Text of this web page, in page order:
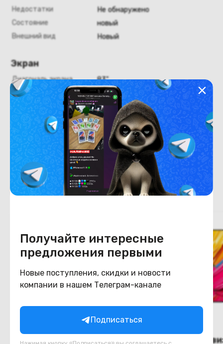
Получайте интересные
предложения первыми
Новые поступления, скидки и новости
компании в нашем Телеграм-канале
Подписаться
Недостатки
Не обнаружено
Состояние
новый
Внешний вид
Новый
Экран
Диагональ экрана 83"
Конструкция
Цвет черный
Похожие товары
(новый.) Телевизор LG
(новый.)